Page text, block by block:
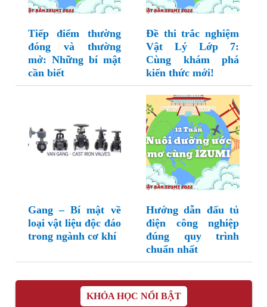
Tiếp điểm thường
đóng và thường
mở: Những bí mật
cần biết
Đề thi trắc nghiệm
Vật Lý Lớp 7:
Cùng khám phá
kiến thức mới!
Gang – Bí mật về
loại vật liệu độc đáo
trong ngành cơ khí
Hướng dẫn đấu tủ
điện công nghiệp
đúng quy trình
chuẩn nhất
KHÓA HỌC NỔI BẬT